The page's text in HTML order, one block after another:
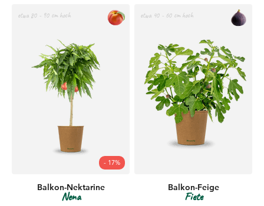
etwa 80 - 90 cm hoch
- 17%
Balkon-Nektarine
Nena
etwa 40 - 60 cm hoch
Balkon-Feige
Fiete